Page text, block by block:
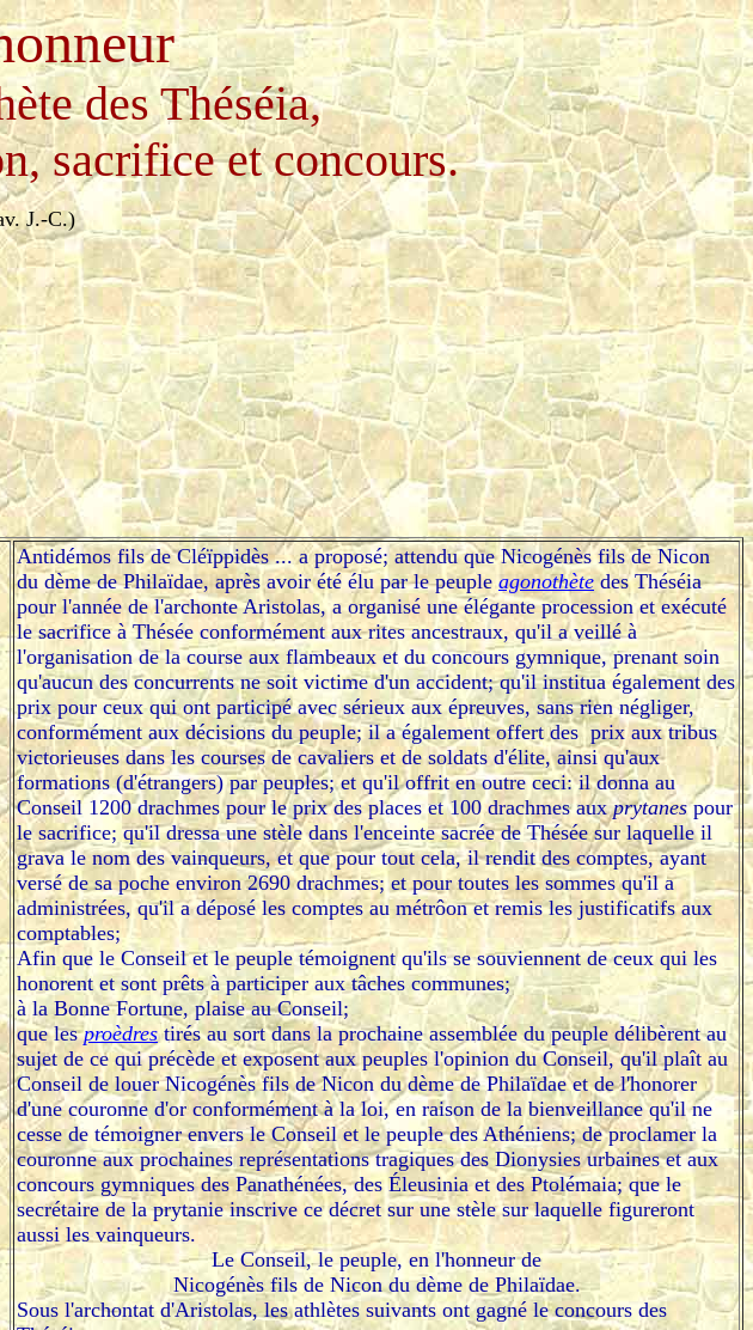
des Théséia,
sacrifice et concours.
J.-C.)
Antidémos fils de Cléïppidès ... a proposé; attendu que Nicogénès fils de Nicon
du dème de Philaïdae, après avoir été élu par le peuple agonothètedes Théséia
pour l'année de l'archonte Aristolas, a organisé une élégante procession et exécuté
le sacrifice à Thésée conformément aux rites ancestraux, qu'il a veillé à
l'organisation de la course aux flambeaux et du concours gymnique, prenant soin
qu'aucun des concurrents ne soit victime d'un accident; qu'il institua également des
prix pour ceux qui ont participé avec sérieux aux épreuves, sans rien négliger,
conformément aux décisions du peuple; il a également offert des prix aux tribus
victorieuses dans les courses de cavaliers et de soldats d'élite, ainsi qu'aux
formations (d'étrangers) par peuples; et qu'il offrit en outre ceci: il donna au
Conseil 1200 drachmes pour le prix des places et 100 drachmes auxprytanespour
le sacrifice; qu'il dressa une stèle dans l'enceinte sacrée de Thésée sur laquelle il
grava le nom des vainqueurs, et que pour tout cela, il rendit des comptes, ayant
versé de sa poche environ 2690 drachmes; et pour toutes les sommes qu'il a
administrées, qu'il a déposé les comptes au métrôon et remis les justificatifs aux
comptables;
Afin que le Conseil et le peuple témoignent qu'ils se souviennent de ceux qui les
honorent et sont prêts à participer aux tâches communes;
à la Bonne Fortune, plaise au Conseil;
que lesproèdrestirés au sort dans la prochaine assemblée du peuple délibèrent au
sujet de ce qui précède et exposent aux peuples l'opinion du Conseil, qu'il plaît au
Conseil de louer Nicogénès fils de Nicon du dème de Philaïdae et de l'honorer
d'une couronne d'or conformément à la loi, en raison de la bienveillance qu'il ne
cesse de témoigner envers le Conseil et le peuple des Athéniens; de proclamer la
couronne aux prochaines représentations tragiques des Dionysies urbaines et aux
concours gymniques des Panathénées, des Éleusinia et des Ptolémaia; que le
secrétaire de la prytanie inscrive ce décret sur une stèle sur laquelle figureront
aussi les vainqueurs.
Le Conseil, le peuple, en l'honneur de
Nicogénès fils de Nicon du dème de Philaïdae.
Sous l'archontat d'Aristolas, les athlètes suivants ont gagné le concours des